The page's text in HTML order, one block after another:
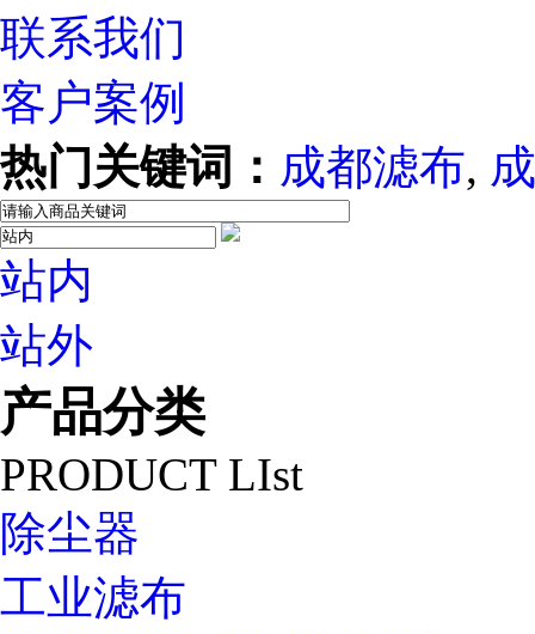
联系我们
客户案例
热门关键词： 成都滤布,
站内
站外
产品分类
PRODUCT LIst
除尘器
工业滤布